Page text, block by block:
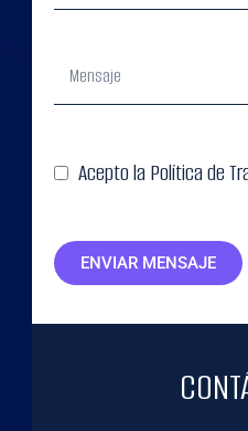
Acepto la Política de
ENVIAR MENSAJE